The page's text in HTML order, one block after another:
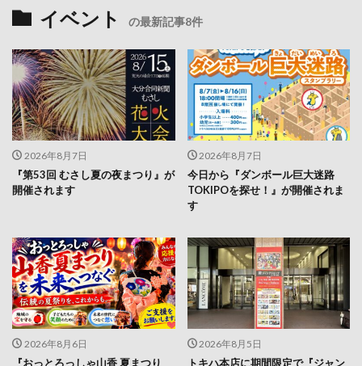
イベント の最新記事8件
2026年8月7日
『第53回 むさし夏の夜まつり』が
開催されます
2026年8月7日
今日から『ダンボール巨大迷路
TOKIPOを探せ！』が開催されま
す
2026年8月6日
『おっとろっしゃ山香 夏まつり
2026年8月5日
トキハ本店に期間限定で『ジャン